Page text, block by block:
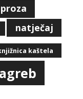
proza
natječaj
kaštela